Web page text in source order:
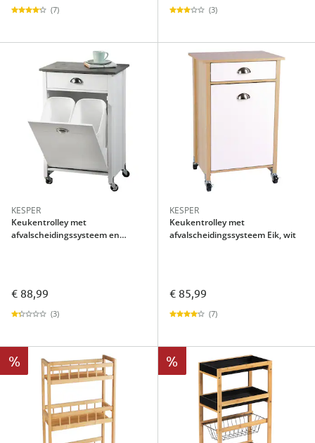
(7) (3)
KESPER
Keukentrolley met
afvalscheidingssysteem en
€ 88,99
(3)
KESPER
Keukentrolley met
afvalscheidingssysteem Eik, wit
€ 85,99
(7)
% %